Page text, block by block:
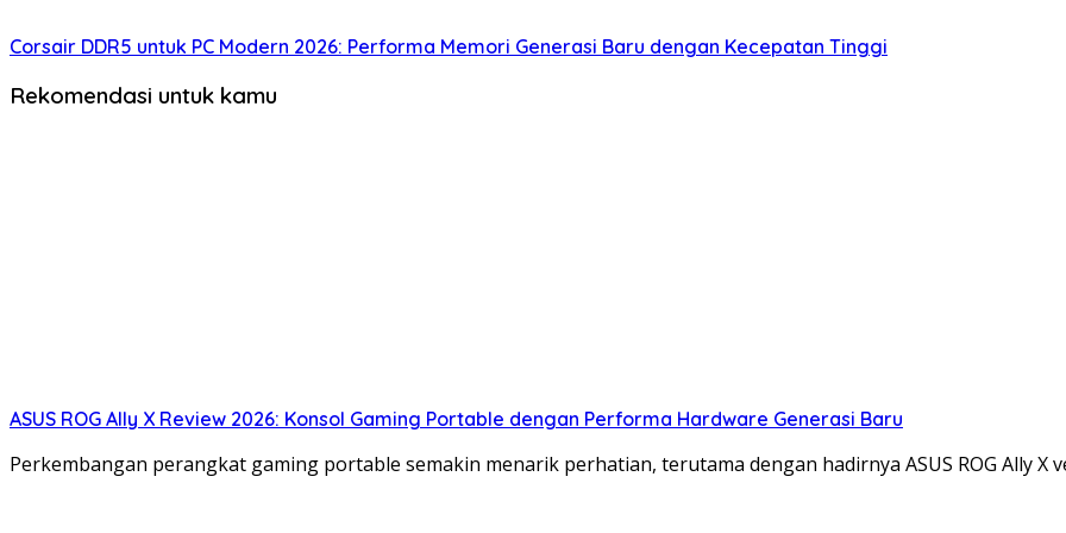
Corsair DDR5 untuk PC Modern 2026: Performa Memori Generasi Baru dengan Kecepatan Tinggi
Rekomendasi untuk kamu
ASUS ROG Ally X Review 2026: Konsol Gaming Portable dengan Performa Hardware Generasi Baru
Perkembangan perangkat gaming portable semakin menarik perhatian, terutama dengan hadirnya ASUS ROG Ally X